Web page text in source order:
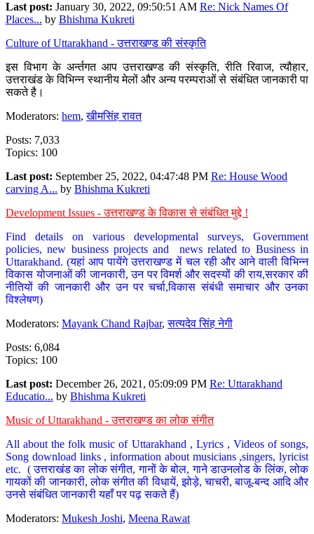
Last post: January 30, 2022, 09:50:51 AM Re: Nick Names Of
Places... by Bhishma Kukreti
Culture of Uttarakhand - उत्तराखण्ड की संस्कृति
इस विभाग के अर्न्तगत आप उत्तराखण्ड की संस्कृति, रीति रिवाज, त्यौहार,
उत्तराखंड के विभिन्न स्थानीय मेलों और अन्य परम्पराओं से संबंधित जानकारी पा
सकते है।
Moderators: hem,खीमसिंह रावत
Posts: 7,033
Topics: 100
Last post: September 25, 2022, 04:47:48 PM Re: House Wood
carving A... by Bhishma Kukreti
Development Issues - उत्तराखण्ड के विकास से संबंधित मुद्दे !
Find details on various developmental surveys, Government
policies, new business projects and news related to Business in
Uttarakhand. (यहां आप पायेंगे उत्तराखण्ड में चल रही और आने वाली विभिन्न
विकास योजनाओं की जानकारी, उन पर विमर्श और सदस्यों की राय,सरकार की
नीतियों की जानकारी और उन पर चर्चा,विकास संबंधी समाचार और उनका
विश्लेषण)
Moderators: Mayank Chand Rajbar,सत्यदेव सिंह नेगी
Posts: 6,084
Topics: 100
Last post: December 26, 2021, 05:09:09 PM Re: Uttarakhand
Educatio... by Bhishma Kukreti
Music of Uttarakhand - उत्तराखण्ड का लोक संगीत
All about the folk music of Uttarakhand , Lyrics , Videos of songs,
Song download links , information about musicians ,singers, lyricist
etc. ( उत्तराखंड का लोक संगीत, गानों के बोल, गाने डाउनलोड के लिंक, लोक
गायकों की जानकारी, लोक संगीत की विधायें, झोड़े, चाचरी, बाजू-बन्द आदि और
उनसे संबंधित जानकारी यहाँ पर पढ़ सकते हैं)
Moderators: Mukesh Joshi, Meena Rawat